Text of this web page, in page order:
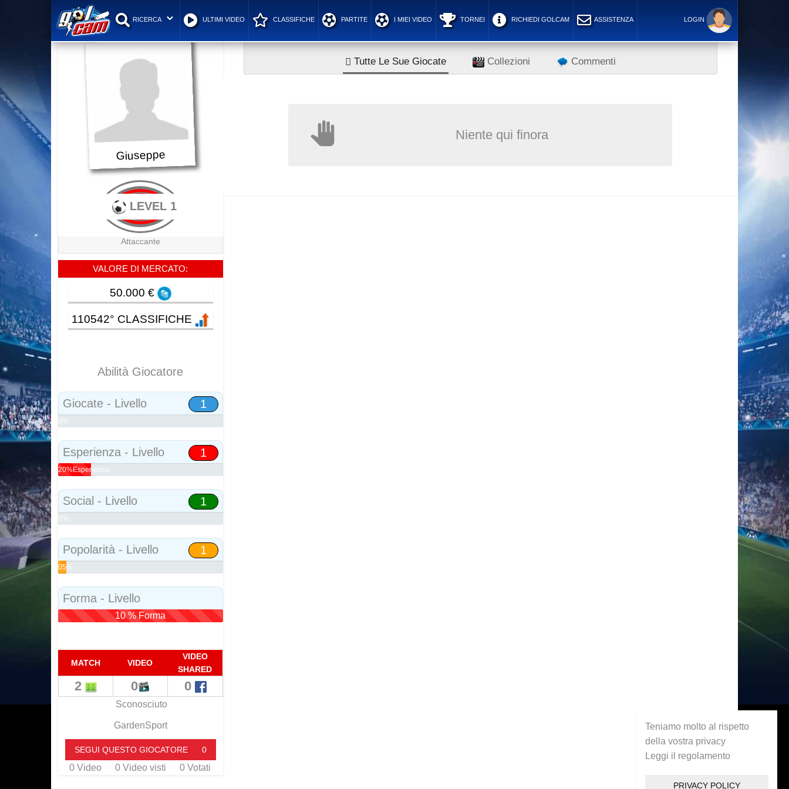
RICERCA ULTIMI VIDEO CLASSIFICHE PARTITE I MIEI VIDEO TORNEI RICHIEDI GOLCAM ASSISTENZA LOGIN
Giuseppe
LEVEL 1
Attaccante
VALORE DI MERCATO:
50.000 €
110542° CLASSIFICHE
Abilità Giocatore
Giocate - Livello 1
0%
Esperienza - Livello 1
20%Esperienza
Social - Livello 1
0%
Popolarità - Livello 1
05%
Forma - Livello
10 % Forma
MATCH VIDEO
VIDEO
SHARED
2 0 0
Sconosciuto
GardenSport
SEGUI QUESTO GIOCATORE 0
0 Video 0 Video visti 0 Votati
Tutte Le Sue Giocate Collezioni Commenti
Niente qui finora
Teniamo molto al rispetto
della vostra privacy
Leggi il regolamento
PRIVACY POLICY